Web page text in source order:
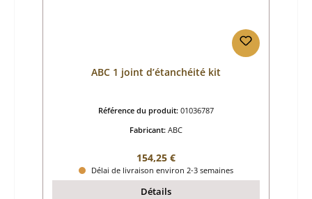
ABC 1 joint d’étanchéité kit
Référence du produit: 01036787
Fabricant: ABC
Prix régulier :
154,25 €
Délai de livraison environ 2-3 semaines
Détails